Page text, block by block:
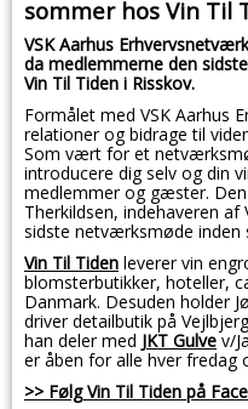
sommer hos Vin Til
VSK Aarhus
da medlemmerne den
Vin Til Tiden i Risskov.
Formålet med VSK Aarhus
relationer og bidrage til
Som vært for et
introducere dig selv og din
medlemmer og gæster.
Therkildsen, indehaveren af
sidste netværksmøde inden
Vin Til Tiden leverer vin
blomsterbutikker, hoteller,
Danmark. Desuden holder
driver detailbutik på
han deler med JKT Gulvev/
er åben for alle hver fredag
>> Følg Vin Til Tiden på